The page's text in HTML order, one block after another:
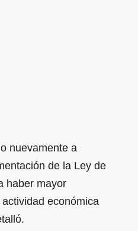
nuevamente a
de la Ley de
haber mayor
económica